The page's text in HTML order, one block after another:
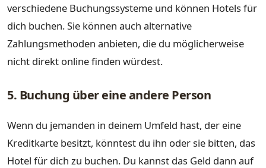
verschiedene Buchungssysteme und können Hotels für
dich buchen. Sie können auch alternative
Zahlungsmethoden anbieten, die du möglicherweise
nicht direkt online finden würdest.
5. Buchung über eine andere Person
Wenn du jemanden in deinem Umfeld hast, der eine
Kreditkarte besitzt, könntest du ihn oder sie bitten, das
Hotel für dich zu buchen. Du kannst das Geld dann auf